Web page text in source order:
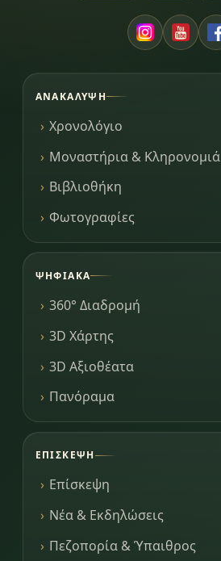
ΑΝΑΚΆΛΥΨΗ
Χρονολόγιο
Μοναστήρια & Κληρονομιά
Βιβλιοθήκη
Φωτογραφίες
ΨΗΦΙΑΚΆ
360° Διαδρομή
3D Χάρτης
3D Αξιοθέατα
Πανόραμα
ΕΠΊΣΚΕΨΗ
Επίσκεψη
Νέα & Εκδηλώσεις
Πεζοπορία & Ύπαιθρος